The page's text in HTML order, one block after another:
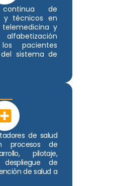
continua de
y técnicos en
y
pacientes
sistema de
de salud
procesos de
pilotaje,
de
de salud a